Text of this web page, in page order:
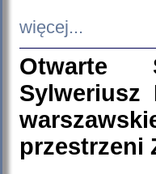
więcej...
Otwarte
Sylweriusz
przestrzeni